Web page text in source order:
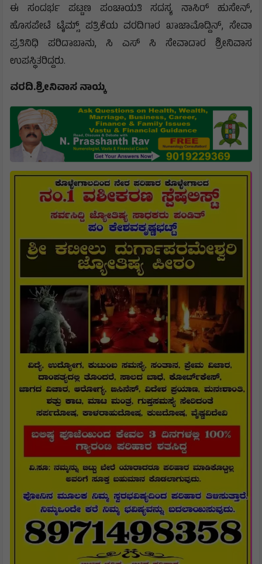
ಈ ಸಂದರ್ಭ ಪಟ್ಟಣ ಪಂಚಾಯತಿ ಸದಸ್ಯ ನಾಸಿರ್ ಹುಸೇನ್,
ಹೊಸಪೇಟೆ ಟೈಮ್ಸ್ ಪತ್ರಿಕೆಯ ವರದಿಗಾರ ಖಾಜಾಮೊದ್ದಿನ್, ಸೇವಾ
ಪ್ರತಿನಿಧಿ ಪರಿದಾಬಾನು, ಸಿ ಎಸ್ ಸಿ ಸೇವಾದಾರ ಶ್ರೀನಿವಾಸ
ಉಪಸ್ಥಿತರಿದ್ದರು.
ವರದಿ.ಶ್ರೀನಿವಾಸ ನಾಯ್ಕ